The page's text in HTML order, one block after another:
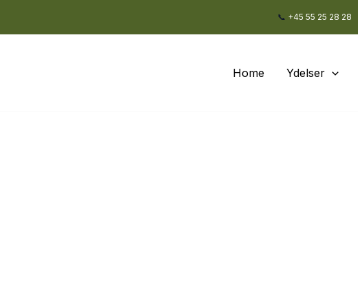
📞 +45 55 25 28 28
Home Ydelser